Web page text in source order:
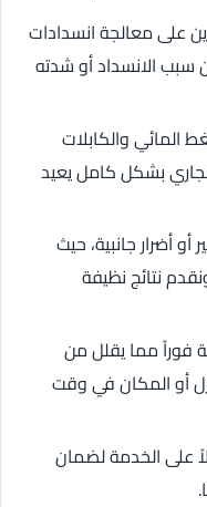
على معالجة انسدادات
سبب الانسداد أو شدته
المائي والكابلات
بشكل كامل يعيد
أضرار جانبية، حيث
نتائج نظيفة
فوراً مما يقلل من
أو المكان في وقت
على الخدمة لضمان